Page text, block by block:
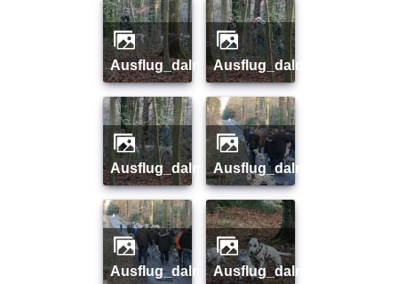
ausflug_dalmi_januar_08_03
ausflug_dalmi_januar_08_05
ausflug_dalmi_januar_08_07